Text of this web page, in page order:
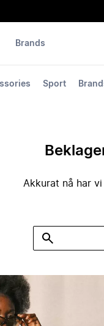
Sport
Brands
Akkurat nå har